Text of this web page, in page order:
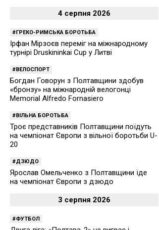
4 серпня 2026
ГРЕКО-РИМСЬКА БОРОТЬБА
Ірфан Мірзоєв переміг на міжнародному
турнірі Druskininkai Cup у Литві
ВЕЛОСПОРТ
Богдан Говорун з Полтавщини здобув
«бронзу» на міжнародній велогонці
Memorial Alfredo Fornasiero
ВІЛЬНА БОРОТЬБА
Троє представників Полтавщини поїдуть
на чемпіонат Європи з вільної боротьби U-
20
ДЗЮДО
Ярослав Омельченко з Полтавщини їде
на чемпіонат Європи з дзюдо
3 серпня 2026
ФУТБОЛ